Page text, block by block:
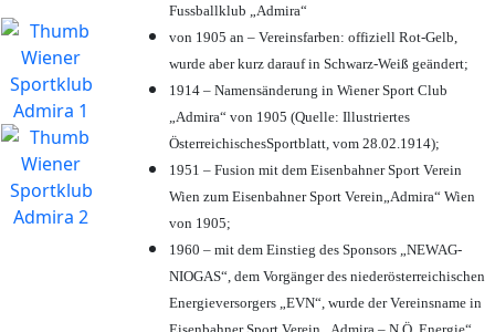
Fussballklub „Admira“
von 1905 an – Vereinsfarben: offiziell Rot-Gelb,
wurde aber kurz darauf in Schwarz-Weiß geändert;
1914 – Namensänderung in Wiener Sport Club
„Admira“ von 1905 (Quelle: Illustriertes
ÖsterreichischesSportblatt, vom 28.02.1914);
1951 – Fusion mit dem Eisenbahner Sport Verein
Wien zum Eisenbahner Sport Verein„Admira“ Wien
von 1905;
1960 – mit dem Einstieg des Sponsors „NEWAG-
NIOGAS“, dem Vorgänger des niederösterreichischen
Energieversorgers „EVN“, wurde der Vereinsname in